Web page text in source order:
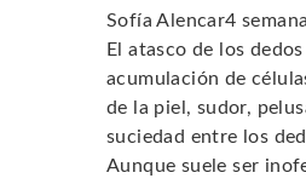
Sofía Alencar4
El atasco de los dedos
acumulación de
de la piel, sudor,
suciedad entre los
Aunque suele ser